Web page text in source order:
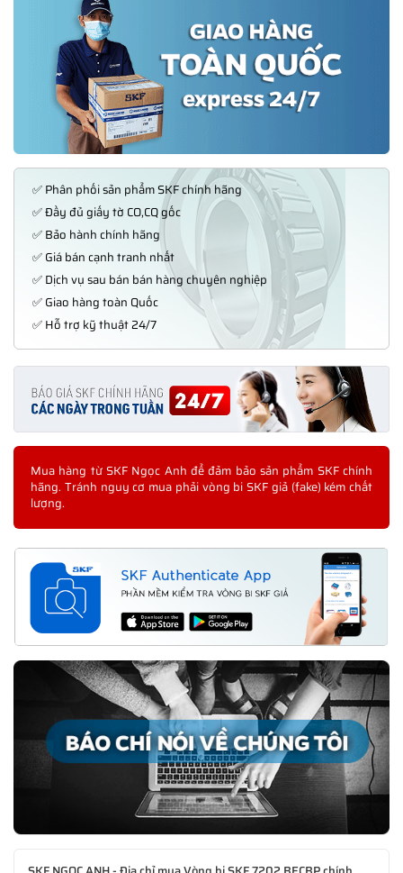
✅ Phân phối sản phẩm SKF chính hãng
✅ Đầy đủ giấy tờ CO,CQ gốc
✅ Bảo hành chính hãng
✅ Giá bán cạnh tranh nhất
✅ Dịch vụ sau bán bán hàng chuyên nghiệp
✅ Giao hàng toàn Quốc
✅ Hỗ trợ kỹ thuật 24/7
Mua hàng từ SKF Ngọc Anh để đảm bảo sản phẩm SKF chính
hãng. Tránh nguy cơ mua phải vòng bi SKF giả (fake) kém chất
lượng.